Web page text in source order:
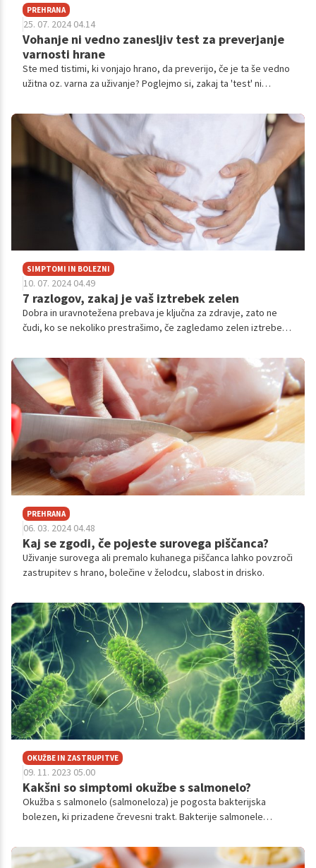
PREHRANA
25. 07. 2024 04.14
Vohanje ni vedno zanesljiv test za preverjanje
varnosti hrane
Ste med tistimi, ki vonjajo hrano, da preverijo, če je ta še vedno
užitna oz. varna za uživanje? Poglejmo si, zakaj ta 'test' ni
SIMPTOMI IN BOLEZNI
10. 07. 2024 04.49
7 razlogov, zakaj je vaš iztrebek zelen
Dobra in uravnotežena prebava je ključna za zdravje, zato ne
čudi, ko se nekoliko prestrašimo, če zagledamo zelen iztrebek.
PREHRANA
06. 03. 2024 04.48
Kaj se zgodi, če pojeste surovega piščanca?
Uživanje surovega ali premalo kuhanega piščanca lahko povzroči
zastrupitev s hrano, bolečine v želodcu, slabost in drisko.
OKUŽBE IN ZASTRUPITVE
09. 11. 2023 05.00
Kakšni so simptomi okužbe s salmonelo?
Okužba s salmonelo (salmoneloza) je pogosta bakterijska
bolezen, ki prizadene črevesni trakt. Bakterije salmonele
blatom. Ljudje se najpogosteje okužimo z okuženo vodo ali
hrano.